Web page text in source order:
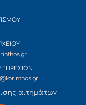
αιτημάτων